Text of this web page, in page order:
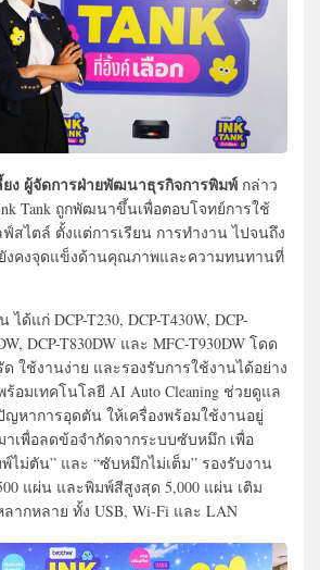
ง ผู้จัดการฝ่ายพัฒนาธุรกิจการพิมพ์ กล่าว
Tank ถูกพัฒนาขึ้นเพื่อตอบโจทย์การใช้
สไตล์ ตั้งแต่การเรียน การทำงาน ไปจนถึง
งคงจุดแข็งด้านคุณภาพและความทนทานที่
ด้แก่ DCP-T230, DCP-T430W, DCP-
DCP-T830DW และ MFC-T930DW โดด
ใช้งานง่าย และรองรับการใช้งานได้อย่าง
อมเทคโนโลยี AI Auto Cleaning ช่วยดูแล
หาการอุดตัน ให้เครื่องพร้อมใช้งานอยู่
าเพื่อลดข้อจำกัดจากระบบซับหมึก เพื่อ
ม่ตัน” และ “ซับหมึกไม่เต็ม” รองรับงาน
แผ่น และพิมพ์สีสูงสุด 5,000 แผ่น เติม
ากหลาย ทั้ง USB, Wi-Fi และ LAN